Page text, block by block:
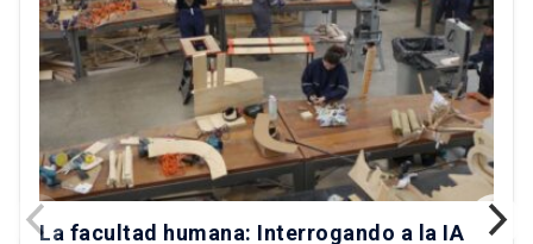
La facultad humana: Interrogando a la IA